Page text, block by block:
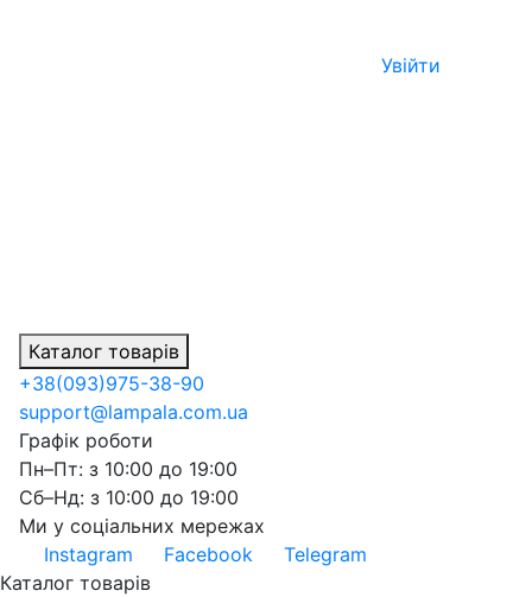
Увійти
Каталог товарів
+38(093)975-38-90
support@lampala.com.ua
Графік роботи
Пн–Пт: з 10:00 до 19:00
Сб–Нд: з 10:00 до 19:00
Ми у соціальних мережах
Instagram
Facebook
Telegram
Каталог товарів